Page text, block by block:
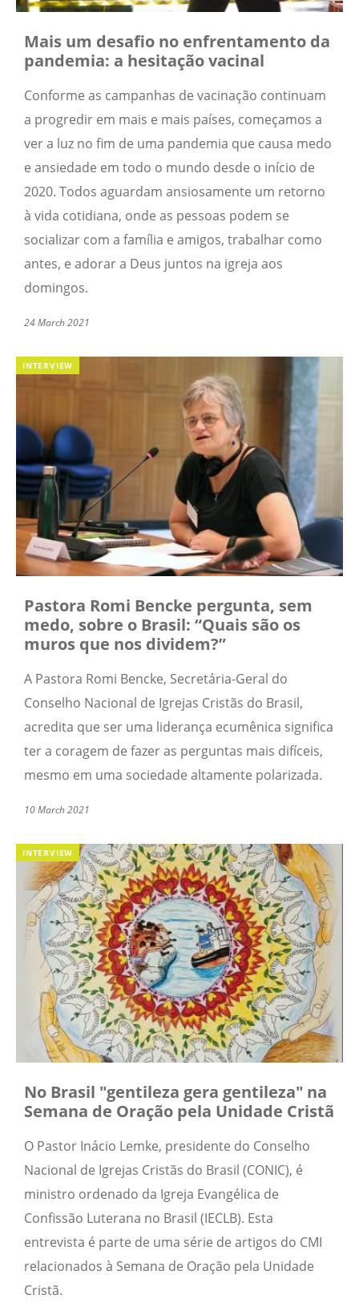
Mais um desafio no enfrentamento da
pandemia: a hesitação vacinal
Conforme as campanhas de vacinação continuam
a progredir em mais e mais países, começamos a
ver a luz no fim de uma pandemia que causa medo
e ansiedade em todo o mundo desde o início de
2020. Todos aguardam ansiosamente um retorno
à vida cotidiana, onde as pessoas podem se
socializar com a família e amigos, trabalhar como
antes, e adorar a Deus juntos na igreja aos
domingos.
24 March 2021
INTERVIEW
Pastora Romi Bencke pergunta, sem
medo, sobre o Brasil: “Quais são os
muros que nos dividem?”
A Pastora Romi Bencke, Secretária-Geral do
Conselho Nacional de Igrejas Cristãs do Brasil,
acredita que ser uma liderança ecumênica significa
ter a coragem de fazer as perguntas mais difíceis,
mesmo em uma sociedade altamente polarizada.
10 March 2021
INTERVIEW
No Brasil "gentileza gera gentileza" na
Semana de Oração pela Unidade Cristã
O Pastor Inácio Lemke, presidente do Conselho
Nacional de Igrejas Cristãs do Brasil (CONIC), é
ministro ordenado da Igreja Evangélica de
Confissão Luterana no Brasil (IECLB). Esta
entrevista é parte de uma série de artigos do CMI
relacionados à Semana de Oração pela Unidade
Cristã.